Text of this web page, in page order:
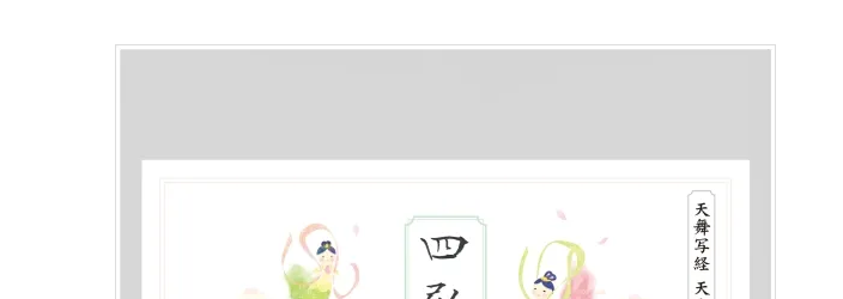
花・六器
教
払子・如意・笏・手
茶湯器・仏器 小物
その他
貨
品
ともに
知 ラ